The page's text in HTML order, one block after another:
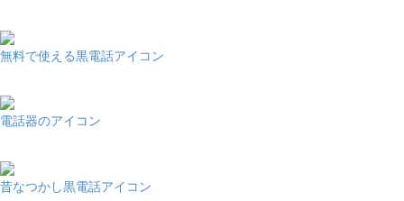
無料で使える黒電話アイコン
電話器のアイコン
昔なつかし黒電話アイコン